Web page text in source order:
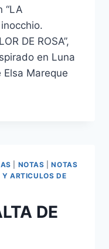
“LA
DE ROSA”,
en Luna
Mareque
NOTAS |NOTAS
ARTICULOS DE
DE